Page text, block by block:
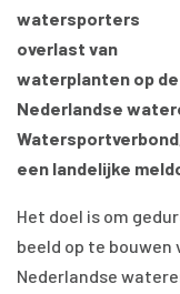
watersporters
overlast van
waterplanten op de
Nederlandse
een landelijke
Het doel is om
beeld op te bouwen
Nederlandse